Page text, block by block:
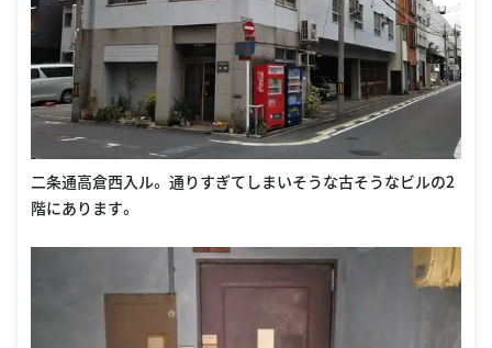
二条通高倉西入ル。 通りすぎてしまいそうな古そうなビルの2
階にあります。